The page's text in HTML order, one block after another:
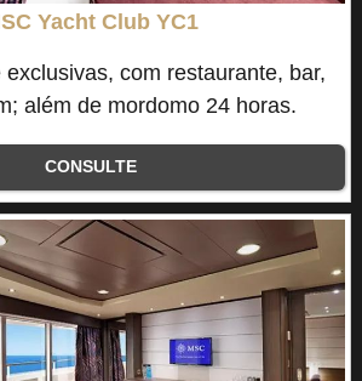
Yacht Club YC1
com restaurante, bar,
além de mordomo 24 horas.
CONSULTE